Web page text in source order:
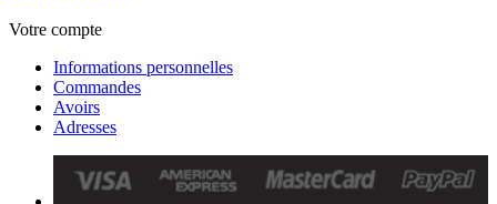
Votre compte
Informations personnelles
Commandes
Avoirs
Adresses